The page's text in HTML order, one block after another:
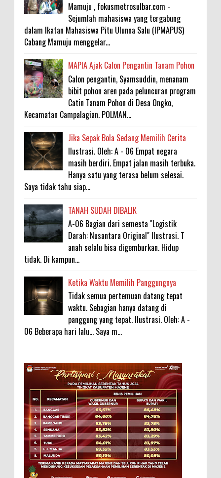
Mamuju , fokusmetrosulbar.com -
Sejumlah mahasiswa yang tergabung
dalam Ikatan Mahasiswa Pitu Ulunna Salu (IPMAPUS)
Cabang Mamuju menggelar...
MAPIA Ajak Calon Pengantin Tanam Pohon
Calon pengantin, Syamsuddin, menanam
bibit pohon aren pada peluncuran program
Catin Tanam Pohon di Desa Ongko,
Kecamatan Campalagian. POLMAN...
Jika Sepak Bola Sedang Memilih Cerita
Ilustrasi. Oleh: A - 06 Empat negara
masih berdiri. Empat jalan masih terbuka.
Hanya satu yang terasa belum selesai.
Saya tidak tahu siap...
TANAH SUDAH DIBALIK
A-06 Bagian dari semesta "Logistik
Darah: Nusantara Original" Ilustrasi. T
anah selalu bisa digemburkan. Hidup
tidak. Di kampun...
Ketika Waktu Memilih Panggungnya
Tidak semua pertemuan datang tepat
waktu. Sebagian hanya datang di
panggung yang tepat. Ilustrasi. Oleh: A -
06 Beberapa hari lalu... Saya m...